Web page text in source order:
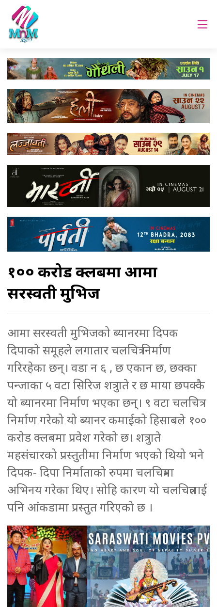
१०० करोड क्लबमा आमा
सरस्वती मुभिज
आमा सरस्वती मुभिजको ब्यानरमा दिपक
दिपाको समूहले लगातार चलचित्र निर्माण
गरिरहेका छन्। वडा न ६ , छ एकान छ, छक्का
पन्जाका ५ वटा सिरिज शत्रु गते र छ माया छपक्कै
यो ब्यानरमा निर्माण भएका छन्। ९ वटा चलचित्र
निर्माण गरेको यो ब्यानर कमाईको हिसाबले १००
करोड क्लबमा प्रवेश गरेको छ। शत्रु गते
महसंचारको प्रस्तुतीमा निर्माण भएको थियो भने
दिपक- दिपा निर्माताको रुपमा चलचित्रमा
अभिनय गरेका थिए। सोहि कारण यो चलचित्रलाई
पनि आंकडामा प्रस्तुत गरिएको छ ।